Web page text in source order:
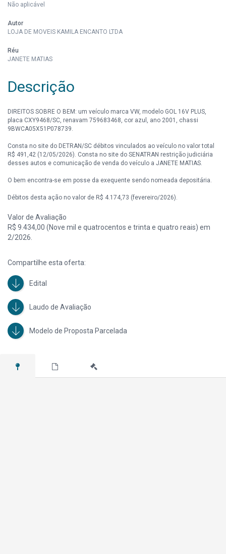
Não aplicável
Autor
LOJA DE MOVEIS KAMILA ENCANTO LTDA
Réu
JANETE MATIAS
Descrição
DIREITOS SOBRE O BEM: um veículo marca VW, modelo GOL 16V PLUS,
placa CXY9468/SC, renavam 759683468, cor azul, ano 2001, chassi
9BWCA05X51P078739.
Consta no site do DETRAN/SC débitos vinculados ao veículo no valor total
R$ 491,42 (12/05/2026). Consta no site do SENATRAN restrição judiciária
desses autos e comunicação de venda do veículo a JANETE MATIAS.
O bem encontra-se em posse da exequente sendo nomeada depositária.
Débitos desta ação no valor de R$ 4.174,73 (fevereiro/2026).
Valor de Avaliação
R$ 9.434,00 (Nove mil e quatrocentos e trinta e quatro reais) em
2/2026.
Compartilhe esta oferta:
Edital
Laudo de Avaliação
Modelo de Proposta Parcelada